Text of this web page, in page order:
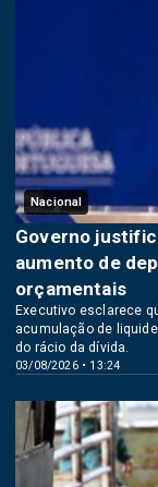
Nacional
03/08/2026 • 13:24
Governo
aumento de
orçamentais
Executivo esclarece
acumulação de
do rácio da dívida.